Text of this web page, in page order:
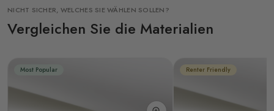
NICHT SICHER, WELCHES SIE WÄHLEN SOLLEN?
Vergleichen Sie die Materialien
Most Popular Renter Friendly